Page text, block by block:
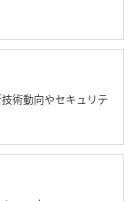
術動向やセキュリテ